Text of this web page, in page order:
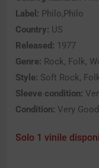
Label: Philo,Philo
Country: US
Released: 1977
Genre: Rock, Folk,
Style: Soft Rock,
Sleeve condition:
Condition: Very
Solo 1 vinile